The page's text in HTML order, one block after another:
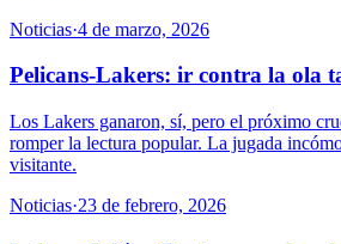
Noticias·4 de marzo, 2026
Pelicans-Lakers: ir contra la ola
Los Lakers ganaron, sí, pero el próximo
romper la lectura popular. La jugada
visitante.
Noticias·23 de febrero, 2026